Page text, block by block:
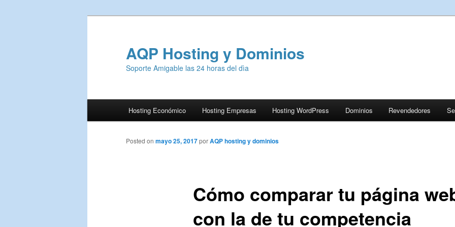
AQP Hosting y Dominios
Soporte Amigable las 24 horas del dìa
Ir
al
Hosting Económico Hosting Empresas Hosting WordPress Dominios Revendedores
Cómo comparar tu página
con la de tu competencia
Posted on mayo 25, 2017porAQP hosting y dominios